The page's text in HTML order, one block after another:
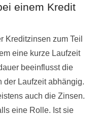
einem Kredit
Kreditzinsen zum Teil
eine kurze Laufzeit
beeinflusst die
der Laufzeit abhängig.
auch die Zinsen.
eine Rolle. Ist sie